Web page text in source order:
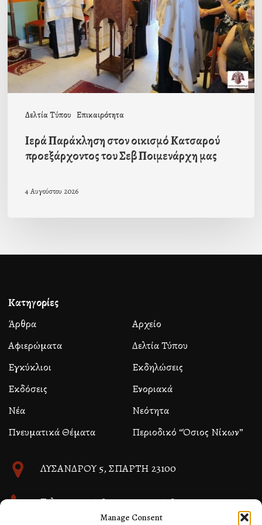
Manage Consent
Δελτία Τύπου Επικαιρότητα
Κατσαρού
προεξάρχοντος
του
Σεβ
Ιερά Παράκληση στον οικισμό Κατσαρού
προεξάρχοντος του Σεβ Ποιμενάρχη μας
4 Αυγούστου 2026
Κατηγορίες
Άρθρα
Αρχείο
Αφιερώματα
Δελτία Τύπου
Εγκύκλιοι
Εκδηλώσεις
Εκδόσεις
Ενοριακά
Νέα
Νεότητα
Πνευματικά Θέματα
Περιοδικό “Όσιος Νίκων”
ΛΥΣΑΝΔΡΟΥ 5, ΣΠΑΡΤΗ 23100
Τηλ. 27310 26580 και 27310 26581